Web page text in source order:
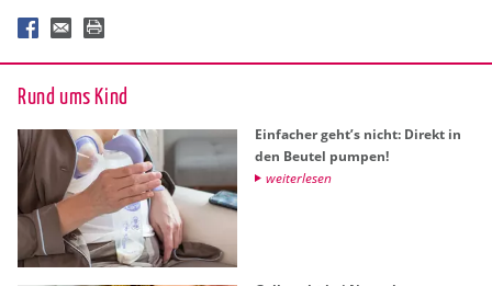
Rund ums Kind
Ein­fa­cher geht’s nicht: Di­rekt in
den Beu­tel pum­pen!
wei­ter­le­sen